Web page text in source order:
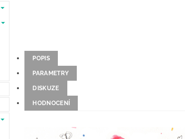
POPIS
PARAMETRY
DISKUZE
HODNOCENÍ